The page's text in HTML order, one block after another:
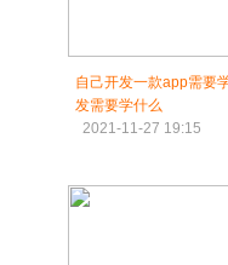
自己开发一款app需要
发需要学什么
2021-11-27 19:15